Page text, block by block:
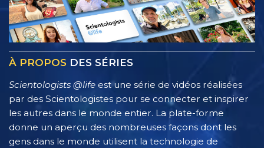
À PROPOS DES SÉRIES
Scientologists @life est une série de vidéos réalisées
par des Scientologistes pour se connecter et inspirer
les autres dans le monde entier. La plate-forme
donne un aperçu des nombreuses façons dont les
gens dans le monde utilisent la technologie de